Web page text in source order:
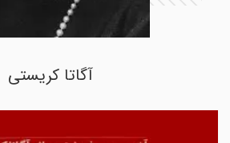
آگاتا کریستی